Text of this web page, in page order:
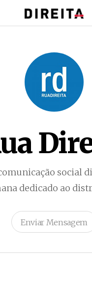
social
dedicado ao
Enviar Mensagem